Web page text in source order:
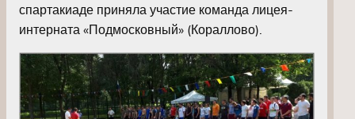
спартакиаде приняла участие команда лицея-
интерната «Подмосковный» (Кораллово).